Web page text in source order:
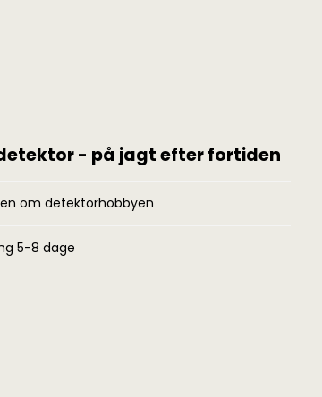
- på jagt efter fortiden
om detektorhobbyen
5-8 dage